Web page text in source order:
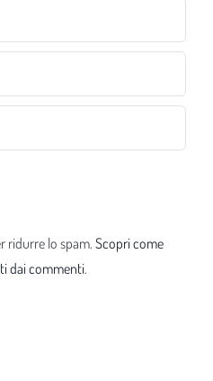
ridurre lo spam. Scopri come
dai commenti.